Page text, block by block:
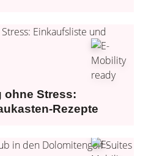
ohne Stress:
Rezepte